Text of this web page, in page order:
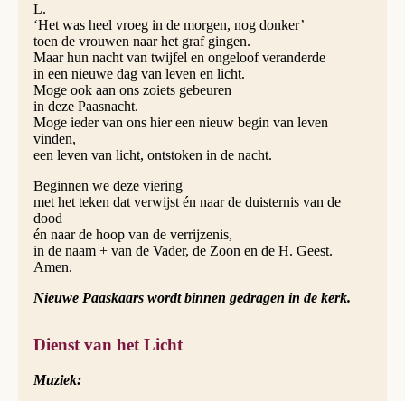
L.
‘Het was heel vroeg in de morgen, nog donker’
toen de vrouwen naar het graf gingen.
Maar hun nacht van twijfel en ongeloof veranderde
in een nieuwe dag van leven en licht.
Moge ook aan ons zoiets gebeuren
in deze Paasnacht.
Moge ieder van ons hier een nieuw begin van leven
vinden,
een leven van licht, ontstoken in de nacht.
Beginnen we deze viering
met het teken dat verwijst én naar de duisternis van de
dood
én naar de hoop van de verrijzenis,
in de naam + van de Vader, de Zoon en de H. Geest.
Amen.
Nieuwe Paaskaars wordt binnen gedragen in de kerk.
Dienst van het Licht
Muziek: